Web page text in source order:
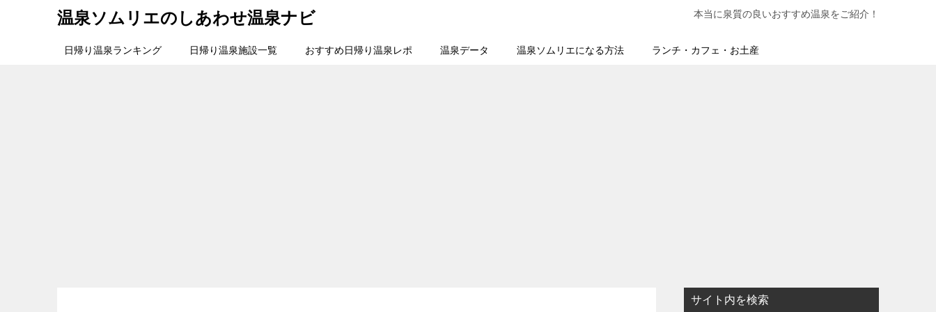
温泉ソムリエのしあわせ温泉ナビ 本当に泉質の良いおすすめ温泉をご紹介！
日帰り温泉ランキング 日帰り温泉施設一覧 おすすめ日帰り温泉レポ 温泉データ 温泉ソムリエになる方法 ランチ・カフェ・お土産
サイト内を検索